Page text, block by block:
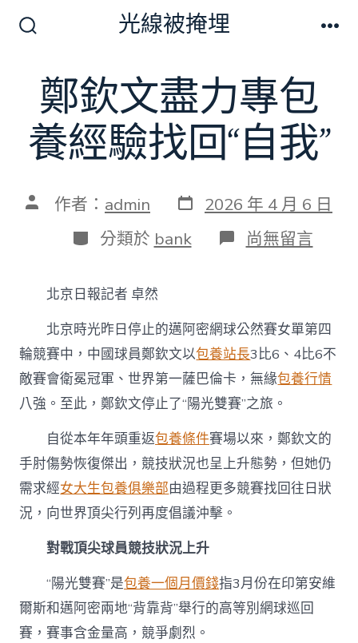
切
換
開
關
光線被掩埋
鄭欽文盡力專包
養經驗找回“自我”
文 作者： admin 發
表
日
期
2026 年 4 月 6 日
分
類
分類於 bank 在
〈鄭
力
專
包
養
經
驗
找
回
“自
我”〉
中
尚無留言
北京日報記者 卓然
北京時光昨日停止的邁阿密網球公然賽女單第四
輪競賽中，中國球員鄭欽文以包養站長3比6、4比6不
敵賽會衛冕冠軍、世界第一薩巴倫卡，無緣包養行情
八強。至此，鄭欽文停止了“陽光雙賽”之旅。
自從本年年頭重返包養條件賽場以來，鄭欽文的
手肘傷勢恢復傑出，競技狀況也呈上升態勢，但她仍
需求經女大生包養俱樂部由過程更多競賽找回往日狀
況，向世界頂尖行列再度倡議沖擊。
對戰頂尖球員競技狀況上升
“陽光雙賽”是包養一個月價錢指3月份在印第安維
爾斯和邁阿密兩地“背靠背”舉行的高等別網球巡回
賽，賽事含金量高，競爭劇烈。